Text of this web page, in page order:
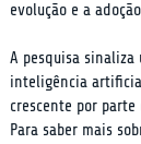
evolução e a
A pesquisa sinaliza
inteligência
crescente por
Para saber mais